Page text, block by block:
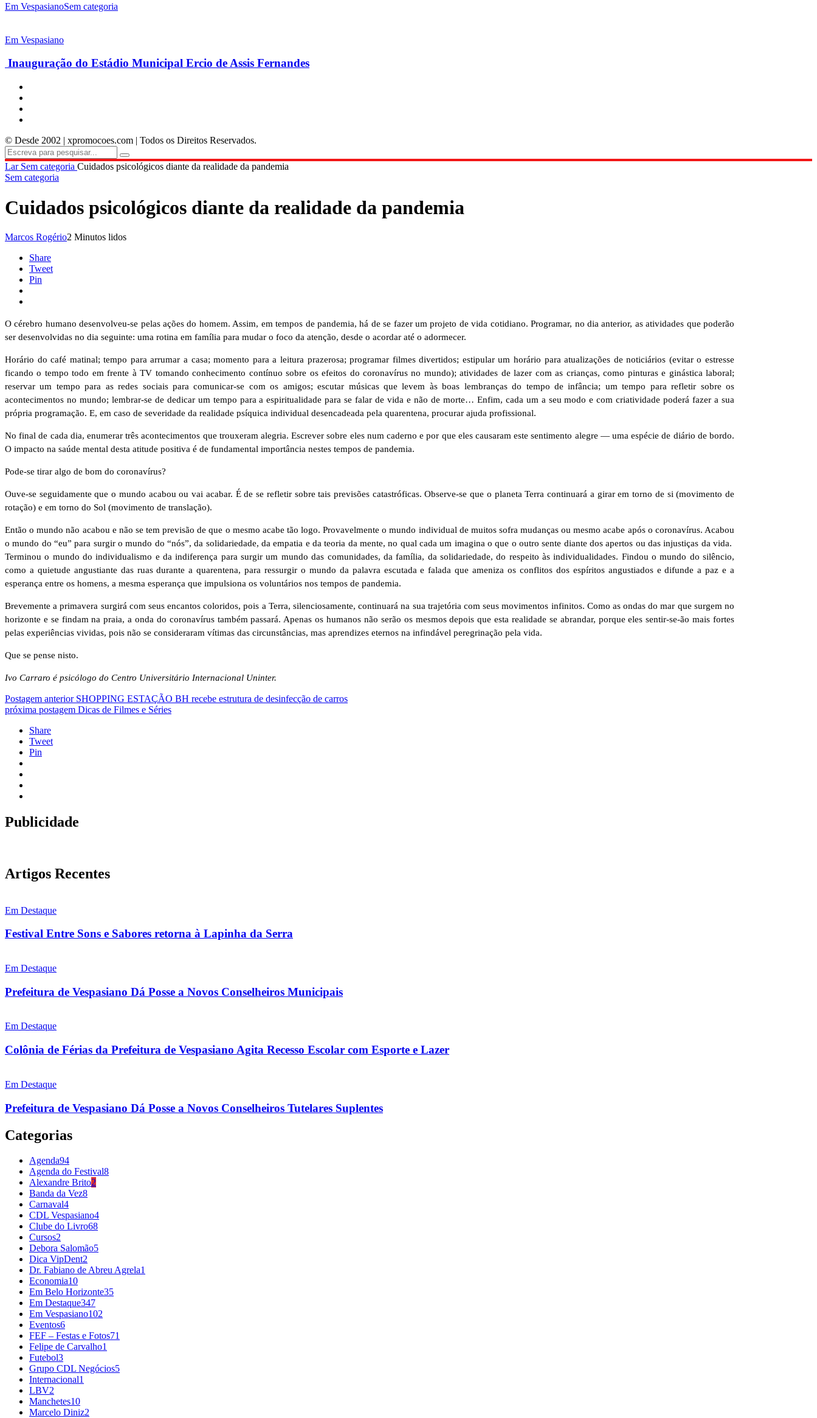
Em VespasianoSem categoria
Em Vespasiano
Inauguração do Estádio Municipal Ercio de Assis Fernandes
© Desde 2002 | xpromocoes.com | Todos os Direitos Reservados.
Lar Sem categoria Cuidados psicológicos diante da realidade da pandemia
Sem categoria
Cuidados psicológicos diante da realidade da pandemia
Marcos Rogério2 Minutos lidos
Share
Tweet
Pin
O cérebro humano desenvolveu-se pelas ações do homem. Assim, em tempos de pandemia, há de se fazer um projeto de vida cotidiano. Programar, no dia anterior, as atividades que poderão
ser desenvolvidas no dia seguinte: uma rotina em família para mudar o foco da atenção, desde o acordar até o adormecer.
Horário do café matinal; tempo para arrumar a casa; momento para a leitura prazerosa; programar filmes divertidos; estipular um horário para atualizações de noticiários (evitar o estresse
ficando o tempo todo em frente à TV tomando conhecimento contínuo sobre os efeitos do coronavírus no mundo); atividades de lazer com as crianças, como pinturas e ginástica laboral;
reservar um tempo para as redes sociais para comunicar-se com os amigos; escutar músicas que levem às boas lembranças do tempo de infância; um tempo para refletir sobre os
acontecimentos no mundo; lembrar-se de dedicar um tempo para a espiritualidade para se falar de vida e não de morte… Enfim, cada um a seu modo e com criatividade poderá fazer a sua
própria programação. E, em caso de severidade da realidade psíquica individual desencadeada pela quarentena, procurar ajuda profissional.
No final de cada dia, enumerar três acontecimentos que trouxeram alegria. Escrever sobre eles num caderno e por que eles causaram este sentimento alegre — uma espécie de diário de bordo.
O impacto na saúde mental desta atitude positiva é de fundamental importância nestes tempos de pandemia.
Pode-se tirar algo de bom do coronavírus?
Ouve-se seguidamente que o mundo acabou ou vai acabar. É de se refletir sobre tais previsões catastróficas. Observe-se que o planeta Terra continuará a girar em torno de si (movimento de
rotação) e em torno do Sol (movimento de translação).
Então o mundo não acabou e não se tem previsão de que o mesmo acabe tão logo. Provavelmente o mundo individual de muitos sofra mudanças ou mesmo acabe após o coronavírus. Acabou
o mundo do “eu” para surgir o mundo do “nós”, da solidariedade, da empatia e da teoria da mente, no qual cada um imagina o que o outro sente diante dos apertos ou das injustiças da vida.
Terminou o mundo do individualismo e da indiferença para surgir um mundo das comunidades, da família, da solidariedade, do respeito às individualidades. Findou o mundo do silêncio,
como a quietude angustiante das ruas durante a quarentena, para ressurgir o mundo da palavra escutada e falada que ameniza os conflitos dos espíritos angustiados e difunde a paz e a
esperança entre os homens, a mesma esperança que impulsiona os voluntários nos tempos de pandemia.
Brevemente a primavera surgirá com seus encantos coloridos, pois a Terra, silenciosamente, continuará na sua trajetória com seus movimentos infinitos. Como as ondas do mar que surgem no
horizonte e se findam na praia, a onda do coronavírus também passará. Apenas os humanos não serão os mesmos depois que esta realidade se abrandar, porque eles sentir-se-ão mais fortes
pelas experiências vividas, pois não se consideraram vítimas das circunstâncias, mas aprendizes eternos na infindável peregrinação pela vida.
Que se pense nisto.
Ivo Carraro é psicólogo do Centro Universitário Internacional Uninter.
Postagem anterior SHOPPING ESTAÇÃO BH recebe estrutura de desinfecção de carros
próxima postagem Dicas de Filmes e Séries
Share
Tweet
Pin
Publicidade
Artigos Recentes
Em Destaque
Festival Entre Sons e Sabores retorna à Lapinha da Serra
Em Destaque
Prefeitura de Vespasiano Dá Posse a Novos Conselheiros Municipais
Em Destaque
Colônia de Férias da Prefeitura de Vespasiano Agita Recesso Escolar com Esporte e Lazer
Em Destaque
Prefeitura de Vespasiano Dá Posse a Novos Conselheiros Tutelares Suplentes
Categorias
Agenda94
Agenda do Festival8
Alexandre Brito2
Banda da Vez8
Carnaval4
CDL Vespasiano4
Clube do Livro68
Cursos2
Debora Salomão5
Dica VipDent2
Dr. Fabiano de Abreu Agrela1
Economia10
Em Belo Horizonte35
Em Destaque347
Em Vespasiano102
Eventos6
FEF – Festas e Fotos71
Felipe de Carvalho1
Futebol3
Grupo CDL Negócios5
Internacional1
LBV2
Manchetes10
Marcelo Diniz2